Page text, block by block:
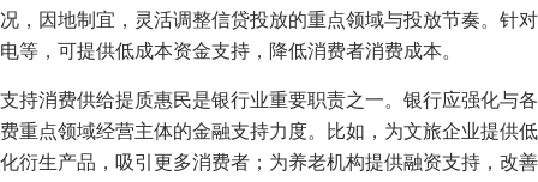
况，因地制宜，灵活调整信贷投放的重点领域与投放节奏。针
电等，可提供低成本资金支持，降低消费者消费成本。
支持消费供给提质惠民是银行业重要职责之一。银行应强化与
费重点领域经营主体的金融支持力度。比如，为文旅企业提供
化衍生产品，吸引更多消费者；为养老机构提供融资支持，改